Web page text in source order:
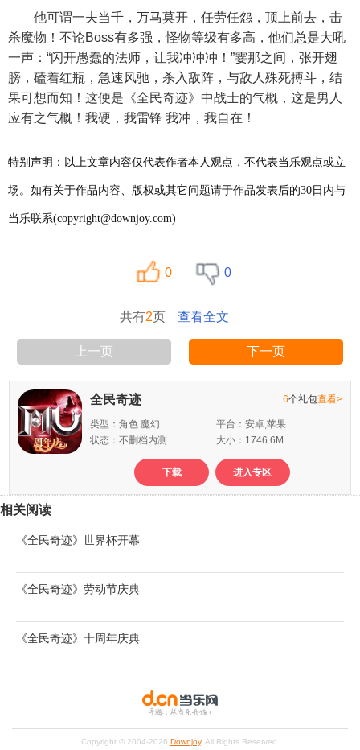
他可谓一夫当千，万马莫开，任劳任怨，顶上前去，击
杀魔物！不论Boss有多强，怪物等级有多高，他们总是大吼
一声：“闪开愚蠢的法师，让我冲冲冲！”霎那之间，张开翅
膀，磕着红瓶，急速风驰，杀入敌阵，与敌人殊死搏斗，结
果可想而知！这便是《全民奇迹》中战士的气概，这是男人
应有之气概！我硬，我雷锋 我冲，我自在！
特别声明：以上文章内容仅代表作者本人观点，不代表当乐观点或立
场。如有关于作品内容、版权或其它问题请于作品发表后的30日内与
当乐联系(copyright@downjoy.com)
0 0
共有2页 查看全文
上一页 下一页
全民奇迹 6个礼包查看>
类型：角色 魔幻
平台：安卓,苹果
状态：不删档内测
大小：1746.6M
下载 进入专区
相关阅读
《全民奇迹》世界杯开幕
《全民奇迹》劳动节庆典
《全民奇迹》十周年庆典
Copyright © 2004-2026 Downjoy. All Rights Reserved.